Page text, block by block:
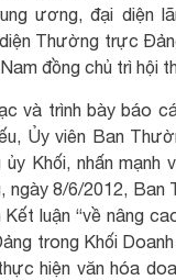
ương, đại diện
Thường trực
đồng chủ trì hội
và trình bày báo
Ủy viên Ban
Khối, nhấn mạnh
ngày 8/6/2012, Ban
Kết luận “về nâng
trong Khối
hiện văn hóa